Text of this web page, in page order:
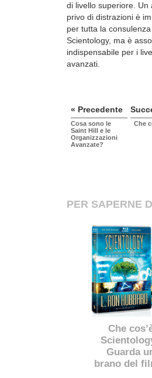
di livello superiore. Un
privo di distrazioni è
per tutta la
Scientology, ma è
indispensabile per i
avanzati.
« Precedente
Cosa sono le
Saint Hill e le
Organizzazioni
Avanzate?
Che
PER SAPERNE
Che
Guarda
brano del